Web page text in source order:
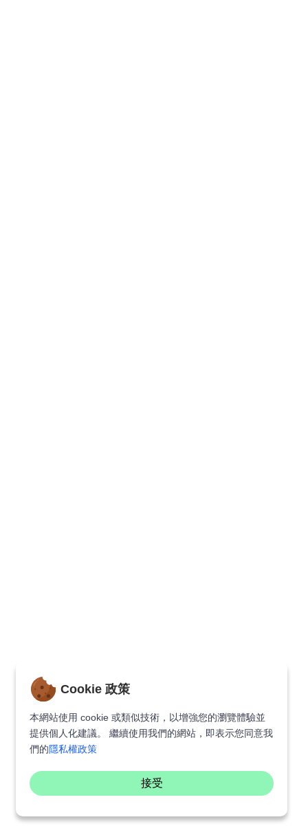
Cookie 政策
本網站使用 cookie 或類似技術，以增強您的瀏覽體驗並
提供個人化建議。 繼續使用我們的網站，即表示您同意我
們的隱私權政策
接受